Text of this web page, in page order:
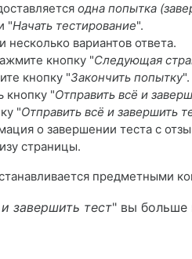
одна попытка
"Начать тестирование".
вариантов ответа.
кнопку "Следующая
кнопку "Закончить попытку".
кнопку "Отправить всё и
"Отправить всё и завершить
о завершении теста с
страницы.
предметными
завершить тест" вы больше